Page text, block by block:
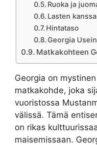
Ruoka ja
Lasten
Hintataso
Georgia
Matkakohteen
Georgia on
matkakohde, joka
vuoristossa
välissä. Tämä
on rikas
maisemissaan.